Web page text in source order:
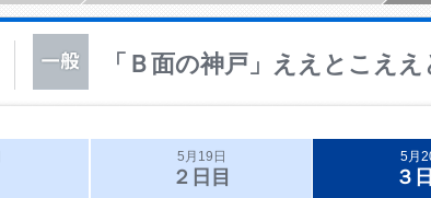
「Ｂ面の神戸」ええとこえ
5月19日
２日目
5月
３